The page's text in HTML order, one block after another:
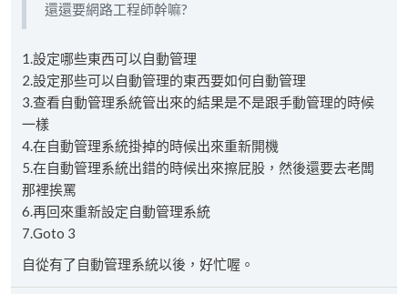
還還要網路工程師幹嘛?
1.設定哪些東西可以自動管理
2.設定那些可以自動管理的東西要如何自動管理
3.查看自動管理系統管出來的結果是不是跟手動管理的時候
一樣
4.在自動管理系統掛掉的時候出來重新開機
5.在自動管理系統出錯的時候出來擦屁股，然後還要去老闆
那裡挨罵
6.再回來重新設定自動管理系統
7.Goto 3
自從有了自動管理系統以後，好忙喔。